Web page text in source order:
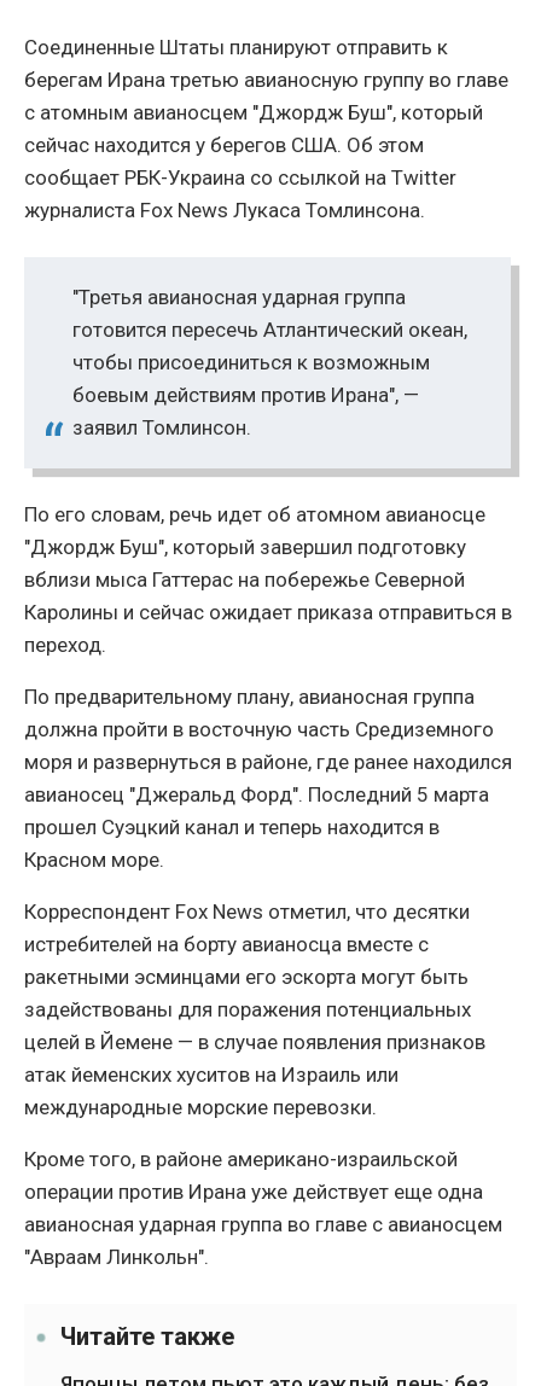
Соединенные Штаты планируют отправить к
берегам Ирана третью авианосную группу во главе
с атомным авианосцем "Джордж Буш", который
сейчас находится у берегов США. Об этом
сообщает РБК-Украина со ссылкой на Twitter
журналиста Fox News Лукаса Томлинсона.
"Третья авианосная ударная группа
готовится пересечь Атлантический океан,
чтобы присоединиться к возможным
боевым действиям против Ирана", —
заявил Томлинсон.
По его словам, речь идет об атомном авианосце
"Джордж Буш", который завершил подготовку
вблизи мыса Гаттерас на побережье Северной
Каролины и сейчас ожидает приказа отправиться в
переход.
По предварительному плану, авианосная группа
должна пройти в восточную часть Средиземного
моря и развернуться в районе, где ранее находился
авианосец "Джеральд Форд". Последний 5 марта
прошел Суэцкий канал и теперь находится в
Красном море.
Корреспондент Fox News отметил, что десятки
истребителей на борту авианосца вместе с
ракетными эсминцами его эскорта могут быть
задействованы для поражения потенциальных
целей в Йемене — в случае появления признаков
атак йеменских хуситов на Израиль или
международные морские перевозки.
Кроме того, в районе американо-израильской
операции против Ирана уже действует еще одна
авианосная ударная группа во главе с авианосцем
"Авраам Линкольн".
Читайте также